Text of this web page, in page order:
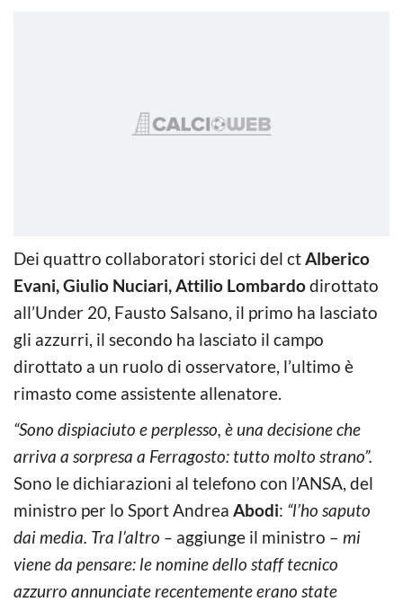
Dei quattro collaboratori storici del ctAlberico
Evani, Giulio Nuciari, Attilio Lombardodirottato
all’Under 20, Fausto Salsano, il primo ha lasciato
gli azzurri, il secondo ha lasciato il campo
dirottato a un ruolo di osservatore, l’ultimo è
rimasto come assistente allenatore.
“Sono dispiaciuto e perplesso, è una decisione che
arriva a sorpresa a Ferragosto: tutto molto strano”.
Sono le dichiarazioni al telefono con l’ANSA, del
ministro per lo Sport Andrea Abodi: “l’ho saputo
dai media. Tra l’altro – aggiunge il ministro – mi
viene da pensare: le nomine dello staff tecnico
azzurro annunciate recentemente erano state